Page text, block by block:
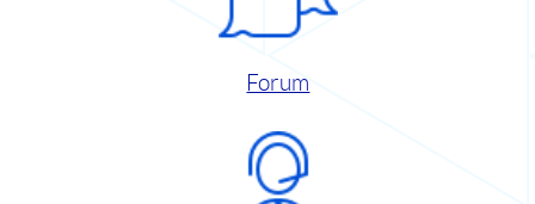
Forum